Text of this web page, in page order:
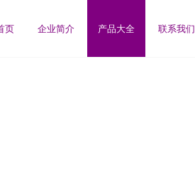
页 企业简介 产品大全 联系我们